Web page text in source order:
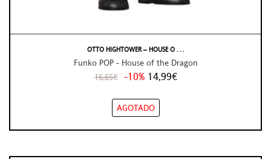
OTTO HIGHTOWER – HOUSE O . . .
Funko POP - House of the Dragon
16,65€ -10% 14,99€
AGOTADO